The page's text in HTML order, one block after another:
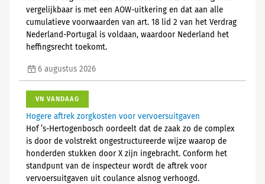
vergelijkbaar is met een AOW-uitkering en dat aan alle
cumulatieve voorwaarden van art. 18 lid 2 van het Verdrag
Nederland-Portugal is voldaan, waardoor Nederland het
heffingsrecht toekomt.
6 augustus 2026
VN VANDAAG
Hogere aftrek zorgkosten voor vervoersuitgaven
Hof ’s-Hertogenbosch oordeelt dat de zaak zo de complex
is door de volstrekt ongestructureerde wijze waarop de
honderden stukken door X zijn ingebracht. Conform het
standpunt van de inspecteur wordt de aftrek voor
vervoersuitgaven uit coulance alsnog verhoogd.